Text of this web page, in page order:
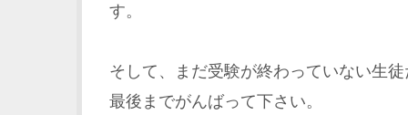
す。
そして、まだ受験が終わっていない生
最後までがんばって下さい。